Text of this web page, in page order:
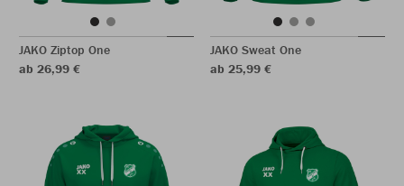
JAKO Ziptop One
ab 26,99 €
JAKO Sweat One
ab 25,99 €